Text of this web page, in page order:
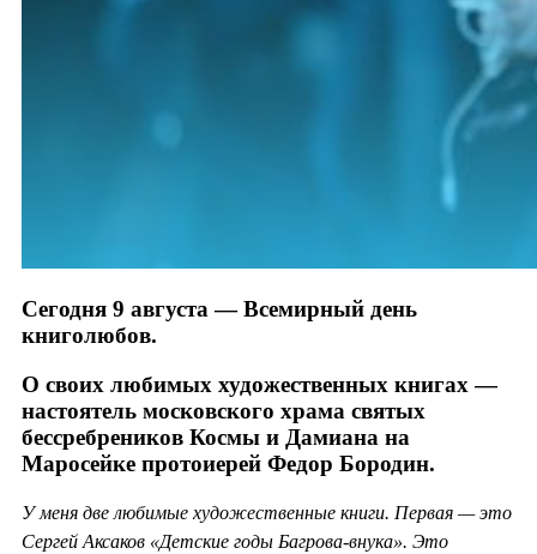
Сегодня 9 августа — Всемирный день
книголюбов.
О своих любимых художественных книгах —
настоятель московского храма святых
бессребреников Космы и Дамиана на
Маросейке протоиерей Федор Бородин.
У меня две любимые художественные книги. Первая — это
Сергей Аксаков «Детские годы Багрова-внука». Это